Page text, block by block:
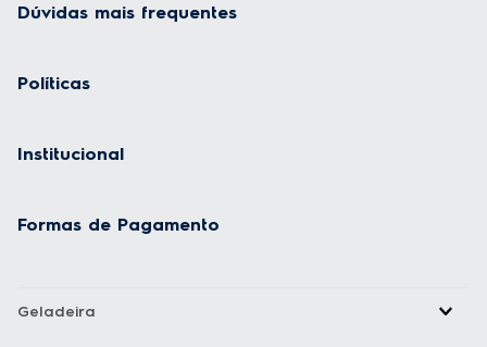
Dúvidas mais frequentes
Políticas
Institucional
Formas de Pagamento
Geladeira